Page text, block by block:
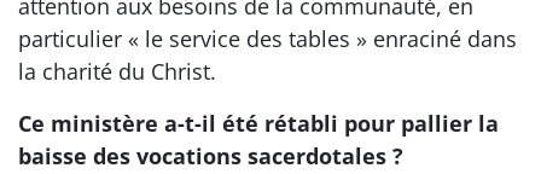
attention aux besoins de la communauté, en
particulier « le service des tables » enraciné dans
la charité du Christ.
Ce ministère a-t-il été rétabli pour pallier la
baisse des vocations sacerdotales ?